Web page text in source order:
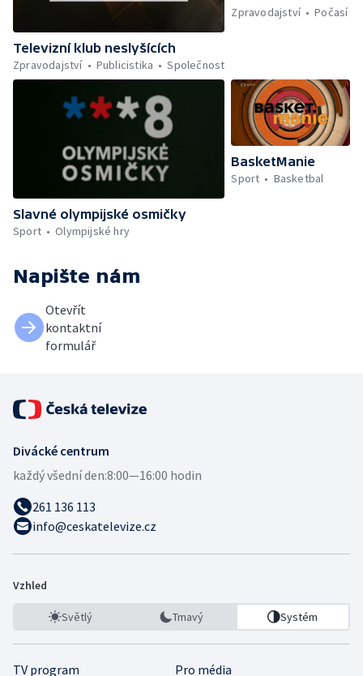
Televizní klub neslyšících
Zpravodajství
Publicistika Společnost
Zpravodajství
Počasí
Slavné olympijské osmičky
Sport
Olympijské hry
BasketManie
Sport
Basketbal
Napište nám
Otevřít
kontaktní
formulář
Divácké centrum
každý všední den:8:00—16:00 hodin
261 136 113
info@ceskatelevize.cz
Vzhled
Světlý Tmavý Systém
TV program Pro média